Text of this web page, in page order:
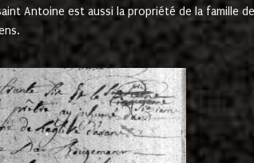
Antoine est aussi la propriété de la famille